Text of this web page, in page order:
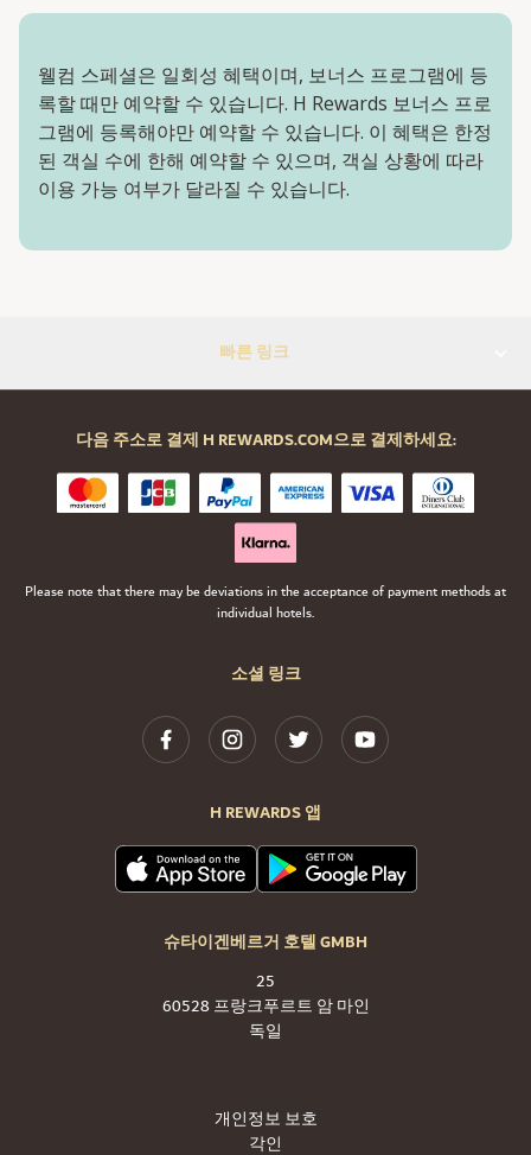
웰컴 스페셜은 일회성 혜택이며, 보너스 프로그램에 등
록할 때만 예약할 수 있습니다. H Rewards 보너스 프로
그램에 등록해야만 예약할 수 있습니다. 이 혜택은 한정
된 객실 수에 한해 예약할 수 있으며, 객실 상황에 따라
이용 가능 여부가 달라질 수 있습니다.
빠른 링크
소셜 링크
H REWARDS 앱
슈타이겐베르거 호텔 GMBH
25
60528 프랑크푸르트 암 마인
독일
다음 주소로 결제 H REWARDS.COM으로 결제하세요:
Please note that there may be deviations in the acceptance of payment methods at
individual hotels.
개인정보 보호
각인